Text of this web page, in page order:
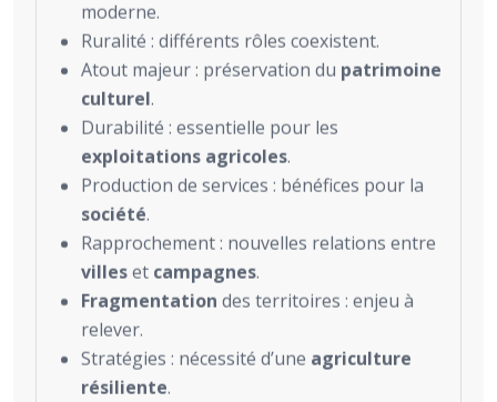
moderne.
Ruralité : différents rôles coexistent.
Atout majeur : préservation du patrimoine
culturel.
Durabilité : essentielle pour les
exploitations agricoles.
Production de services : bénéfices pour la
société.
Rapprochement : nouvelles relations entre
villeset campagnes.
Fragmentation des territoires : enjeu à
relever.
Stratégies : nécessité d’une agriculture
résiliente.